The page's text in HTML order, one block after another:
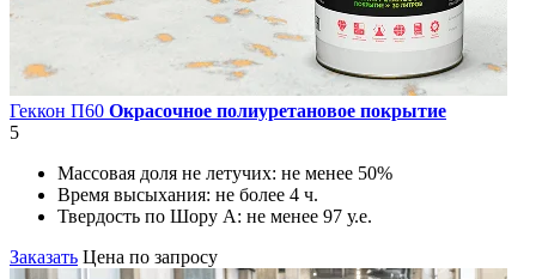
Геккон П60 Окрасочное полиуретановое покрытие
5
Массовая доля не летучих: не менее 50%
Время высыхания: не более 4 ч.
Твердость по Шору А: не менее 97 у.е.
Заказать Цена по запросу